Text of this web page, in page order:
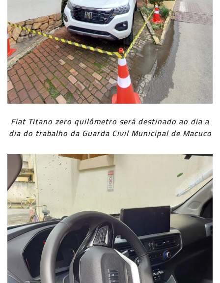
Fiat Titano zero quilômetro será destinado ao dia a
dia do trabalho da Guarda Civil Municipal de Macuco